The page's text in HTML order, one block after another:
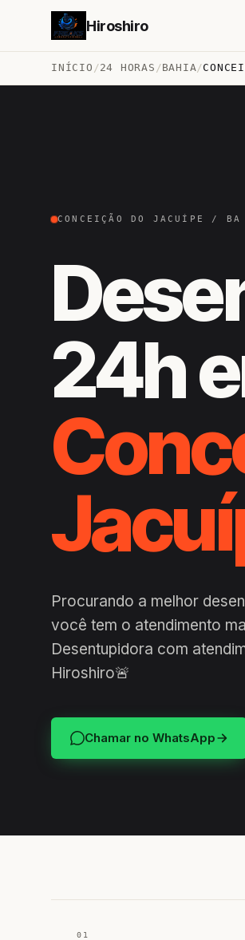
Hiroshiro
INÍCIO /24 HORAS /BAHIA/
CONCEIÇÃO DO JACUÍPE /
24h
Procurando a melhor
você tem o atendimento
Desentupidora com
Hiroshiro🚨
Chamar no WhatsApp
01